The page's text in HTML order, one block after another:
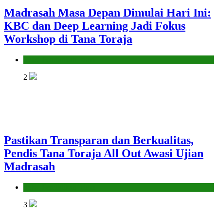
Madrasah Masa Depan Dimulai Hari Ini:
KBC dan Deep Learning Jadi Fokus
Workshop di Tana Toraja
2
Pastikan Transparan dan Berkualitas,
Pendis Tana Toraja All Out Awasi Ujian
Madrasah
3